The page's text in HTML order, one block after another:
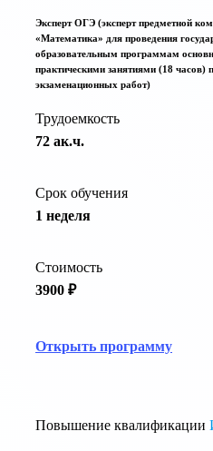
Эксперт ОГЭ (эксперт предметной
«Математика» для проведения
образовательным программам
практическими занятиями (18 часов)
экзаменационных работ)
Трудоемкость
72 ак.ч.
Срок обучения
1 неделя
Стоимость
3900 ₽
Открыть программу
Повышение квалификации